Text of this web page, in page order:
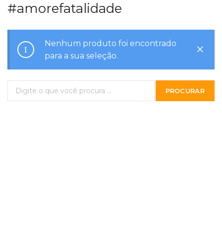
#amorefatalidade
Nenhum produto foi encontrado
para a sua seleção.
PROCURAR